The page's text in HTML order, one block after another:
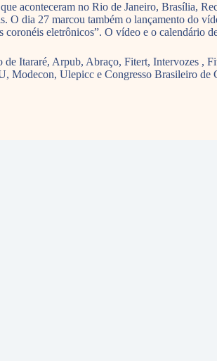
aconteceram no Rio de Janeiro, Brasília,
O dia 27 marcou também o lançamento do
eletrônicos”. O vídeo e o calendário
Itararé, Arpub, Abraço, Fitert, Intervozes ,
Modecon, Ulepicc e Congresso Brasileiro de